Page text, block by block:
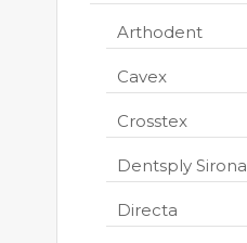
Arthodent
Cavex
Crosstex
Dentsply Sirona
Directa